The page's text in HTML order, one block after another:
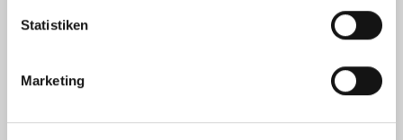
Statistiken
Marketing
Weiterbildungskurs zur „Onkologischen
Krankenpflegern, der am Universitätsklinikum
Düsseldorf regelmäßig angeboten wird.
Famulaturen sind nach Absprache auf unseren